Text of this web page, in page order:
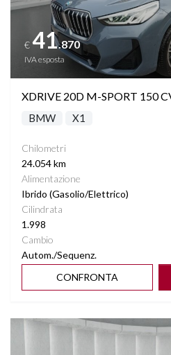
€41.870
IVA esposta
XDRIVE 20D M-SPORT 150
BMW X1
Chilometri
24.054 km
Alimentazione
Ibrido (Gasolio/Elettrico)
Cilindrata
1.998
Cambio
Autom./Sequenz.
CONFRONTA
Vedi dettagli